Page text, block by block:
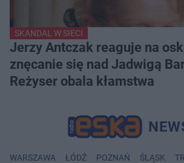
SKANDAL W SIECI
Jerzy Antczak reaguje na
znęcanie się nad Jadwigą
Reżyser obala kłamstwa
WARSZAWA ŁÓDŹ POZNAŃ ŚLĄSK